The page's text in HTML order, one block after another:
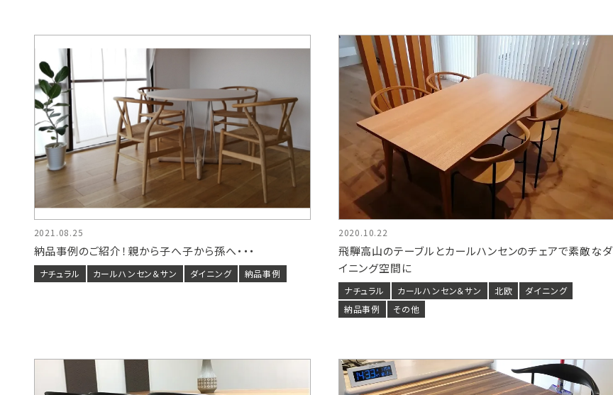
2021.08.25
納品事例のご紹介！親から子へ子から孫へ・・・
ナチュラル カールハンセン＆サン ダイニング 納品事例
2020.10.22
飛騨高山のテーブルとカールハンセンのチェアで素敵なダ
イニング空間に
ナチュラル カールハンセン＆サン 北欧
ダイニング
納品事例
その他